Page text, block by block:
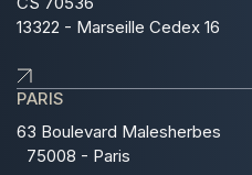
13322 - Marseille Cedex 16
PARIS
63 Boulevard Malesherbes
75008 - Paris